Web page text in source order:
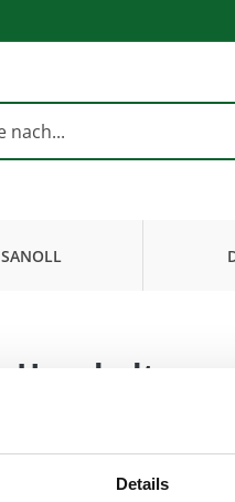
Details
SANOLL
Haushalt